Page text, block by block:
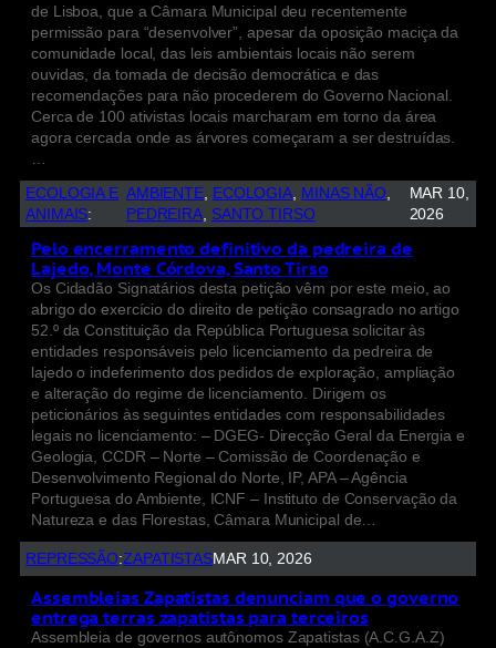
de Lisboa, que a Câmara Municipal deu recentemente
permissão para “desenvolver”, apesar da oposição maciça da
comunidade local, das leis ambientais locais não serem
ouvidas, da tomada de decisão democrática e das
recomendações para não procederem do Governo Nacional.
Cerca de 100 ativistas locais marcharam em torno da área
agora cercada onde as árvores começaram a ser destruídas.
ECOLOGIA E
ANIMAIS:
AMBIENTE ECOLOGIA MINAS NÃO
PEDREIRA SANTO TIRSO
MAR 10,
2026
Pelo encerramento definitivo da pedreira de
Lajedo, Monte Córdova, Santo Tirso
Os Cidadão Signatários desta petição vêm por este meio, ao
abrigo do exercício do direito de petição consagrado no artigo
52.º da Constituição da República Portuguesa solicitar às
entidades responsáveis pelo licenciamento da pedreira de
lajedo o indeferimento dos pedidos de exploração, ampliação
e alteração do regime de licenciamento. Dirigem os
peticionários às seguintes entidades com responsabilidades
legais no licenciamento: – DGEG- Direcção Geral da Energia e
Geologia, CCDR – Norte – Comissão de Coordenação e
Desenvolvimento Regional do Norte, IP, APA – Agência
Portuguesa do Ambiente, ICNF – Instituto de Conservação da
Natureza e das Florestas, Câmara Municipal de…
REPRESSÃO:ZAPATISTASMAR 10, 2026
Assembleias Zapatistas denunciam que o governo
entrega terras zapatistas para terceiros
Assembleia de governos autônomos Zapatistas (A.C.G.A.Z)